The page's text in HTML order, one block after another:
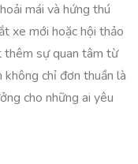
mái và hứng thú
xe mới hoặc hội thảo
thêm sự quan tâm từ
không chỉ đơn thuần là
cho những ai yêu